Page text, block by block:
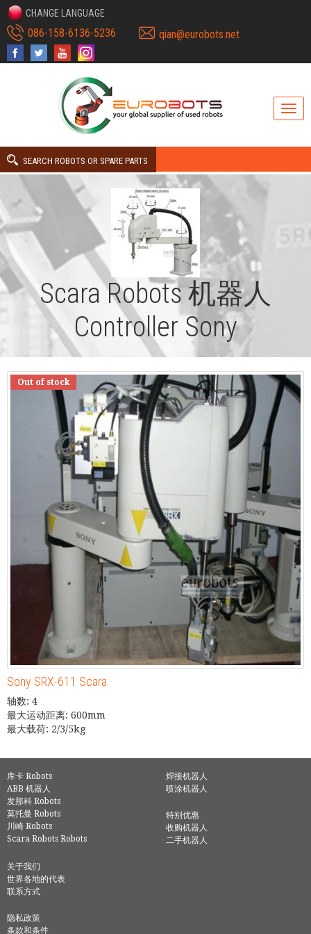
CHANGE LANGUAGE
086-158-6136-5236 qian@eurobots.net
SEARCH ROBOTS OR SPARE PARTS
Scara Robots 机器人
Controller Sony
Out of stock
Sony SRX-611 Scara
轴数: 4
最大运动距离: 600mm
最大载荷: 2/3/5kg
库卡 Robots
ABB 机器人
发那科 Robots
莫托曼 Robots
川崎 Robots
Scara Robots Robots
焊接机器人
喷涂机器人
特别优惠
收购机器人
二手机器人
关于我们
世界各地的代表
联系方式
隐私政策
条款和条件